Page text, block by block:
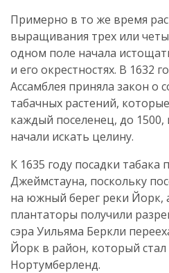
Примерно в то же время
выращивания трех или
одном поле начала
и его окрестностях. В 1632
Ассамблея приняла закон о
табачных растений,
каждый поселенец, до
начали искать целину.
К 1635 году посадки табака
Джеймстауна, поскольку
на южный берег реки Йорк,
плантаторы получили
сэра Уильяма Беркли
Йорк в район, который стал
Нортумберленд.